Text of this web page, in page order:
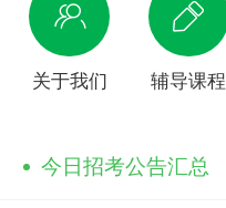
关于我们 辅导课程
今日招考公告汇总